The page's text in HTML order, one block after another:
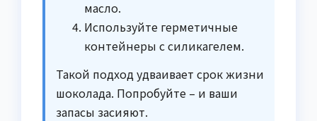
масло.
Используйте герметичные
контейнеры с силикагелем.
Такой подход удваивает срок жизни
шоколада. Попробуйте – и ваши
запасы засияют.